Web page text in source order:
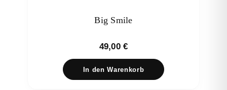
Big Smile
49,00 €
In den Warenkorb